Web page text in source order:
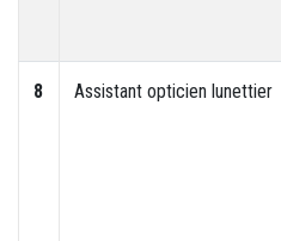
8 Assistant opticien lunettier